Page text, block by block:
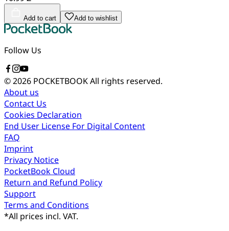
Add to cart Add to wishlist
Follow Us
© 2026 POCKETBOOKAll rights reserved.
About us
Contact Us
Cookies Declaration
End User License For Digital Content
FAQ
Imprint
Privacy Notice
PocketBook Cloud
Return and Refund Policy
Support
Terms and Conditions
*All prices incl. VAT.